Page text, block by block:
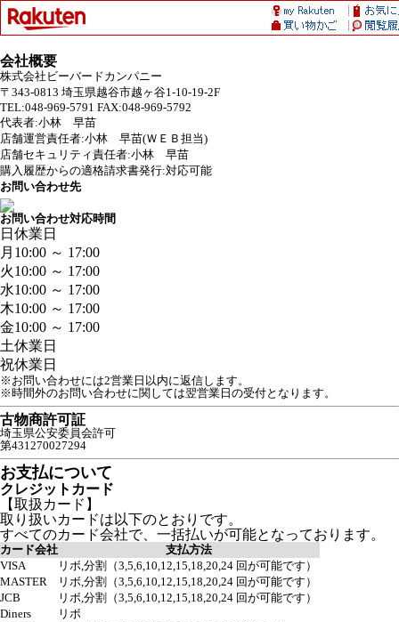
会社概要
株式会社ビーバードカンパニー
〒343-0813 埼玉県越谷市越ヶ谷1-10-19-2F
TEL:048-969-5791 FAX:048-969-5792
代表者:小林 早苗
店舗運営責任者:小林 早苗(ＷＥＢ担当)
店舗セキュリティ責任者:小林 早苗
購入履歴からの適格請求書発行:対応可能
お問い合わせ先
お問い合わせ対応時間
日 休業日
月 10:00 ～ 17:00
火10:00 ～ 17:00
水10:00 ～ 17:00
木10:00 ～ 17:00
金10:00 ～ 17:00
土休業日
祝休業日
※お問い合わせには2営業日以内に返信します。
※時間外のお問い合わせに関しては翌営業日の受付となります。
古物商許可証
埼玉県公安委員会許可
第431270027294
お支払について
クレジットカード
【取扱カード】
取り扱いカードは以下のとおりです。
すべてのカード会社で、一括払いが可能となっております。
カード会社
支払方法
VISA
リボ,分割（3,5,6,10,12,15,18,20,24 回が可能です）
MASTER
リボ,分割（3,5,6,10,12,15,18,20,24 回が可能です）
JCB
リボ,分割（3,5,6,10,12,15,18,20,24 回が可能です）
Diners
リボ